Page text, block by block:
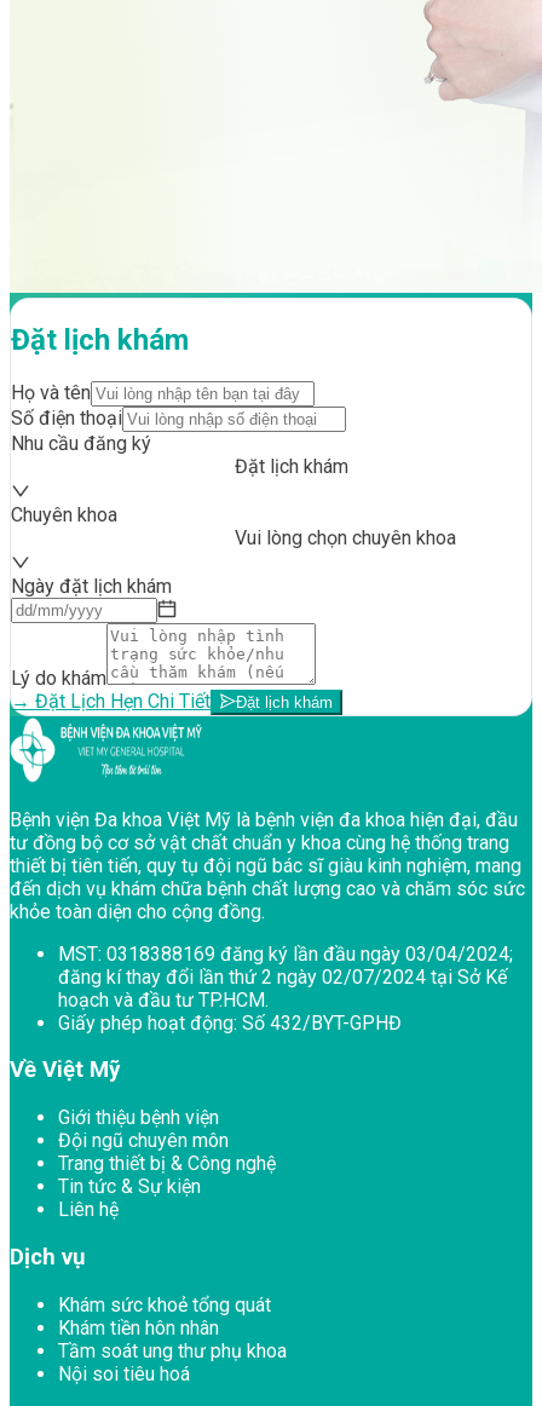
Đặt lịch khám
Họ và tên
Số điện thoại
Nhu cầu đăng ký
Đặt lịch khám
Chuyên khoa
Vui lòng chọn chuyên khoa
Ngày đặt lịch khám
Lý do khám
→ Đặt Lịch Hẹn Chi Tiết
Đặt lịch khám
Chân trang Bệnh viện Đa khoa Việt Mỹ
Bệnh viện Đa khoa Việt Mỹ là bệnh viện đa khoa hiện đại, đầu
tư đồng bộ cơ sở vật chất chuẩn y khoa cùng hệ thống trang
thiết bị tiên tiến, quy tụ đội ngũ bác sĩ giàu kinh nghiệm, mang
đến dịch vụ khám chữa bệnh chất lượng cao và chăm sóc sức
khỏe toàn diện cho cộng đồng.
MST: 0318388169 đăng ký lần đầu ngày 03/04/2024;
đăng kí thay đổi lần thứ 2 ngày 02/07/2024 tại Sở Kế
hoạch và đầu tư TP.HCM.
Giấy phép hoạt động: Số 432/BYT-GPHĐ
Về Việt Mỹ
Giới thiệu bệnh viện
Đội ngũ chuyên môn
Trang thiết bị & Công nghệ
Tin tức & Sự kiện
Liên hệ
Dịch vụ
Khám sức khoẻ tổng quát
Khám tiền hôn nhân
Tầm soát ung thư phụ khoa
Nội soi tiêu hoá